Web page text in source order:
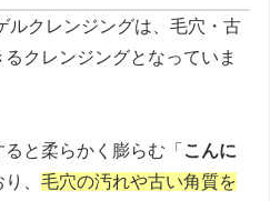
ルクレンジングは、毛穴・古
るクレンジングとなっていま
と柔らかく膨らむ「 こんに
り、毛穴の汚れや古い角質を